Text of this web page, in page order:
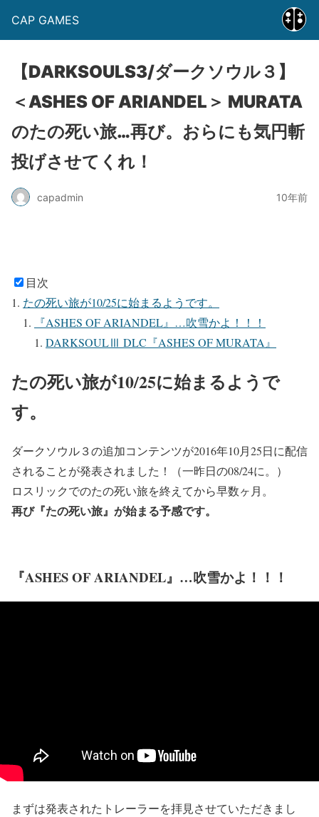
CAP GAMES
【DARKSOULS3/ダークソウル３】
＜ASHES OF ARIANDEL＞ MURATA
のたの死い旅…再び。おらにも気円斬
投げさせてくれ！
capadmin 10年前
目次
たの死い旅が10/25に始まるようです。
『ASHES OF ARIANDEL』…吹雪かよ！！！
DARKSOULⅢ DLC『ASHES OF MURATA』
たの死い旅が10/25に始まるようで
す。
ダークソウル３の追加コンテンツが2016年10月25日に配信
されることが発表されました！（一昨日の08/24に。）
ロスリックでのたの死い旅を終えてから早数ヶ月。
再び『たの死い旅』が始まる予感です。
『ASHES OF ARIANDEL』…吹雪かよ！！！
まずは発表されたトレーラーを拝見させていただきまし